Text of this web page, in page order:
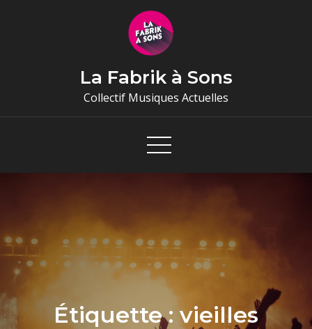
La Fabrik à Sons
Collectif Musiques Actuelles
Étiquette : vieilles